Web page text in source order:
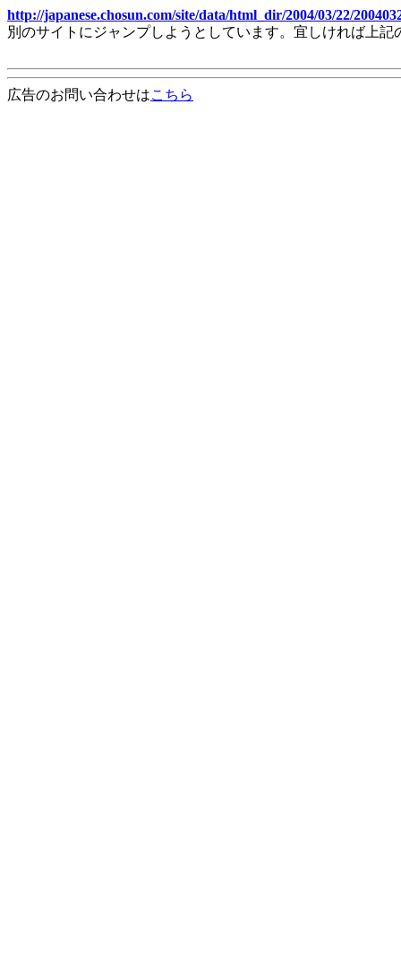
http://japanese.chosun.com/site/data/html_dir/2004/03/22/
別のサイトにジャンプしようとしています。宜しければ上
広告のお問い合わせはこちら